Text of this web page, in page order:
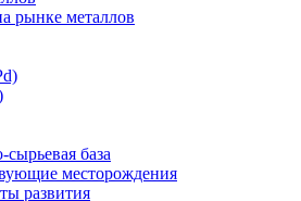
рынке металлов
база
месторождения
развития